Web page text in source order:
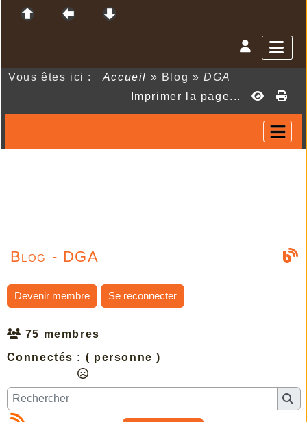
Vous êtes ici : Accueil » Blog »DGA
Imprimer la page...
Blog - DGA
Devenir membre Se reconnecter
75 membres
Connectés : ( personne )